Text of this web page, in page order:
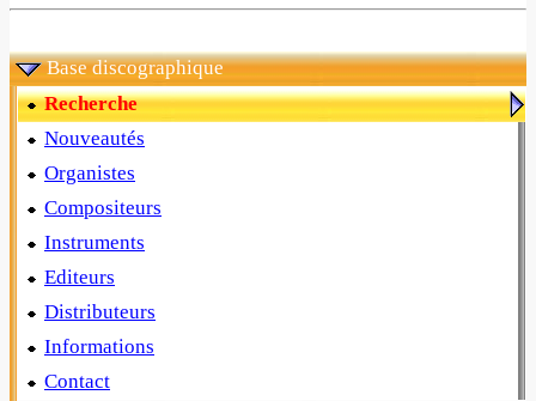
Base discographique
Recherche
Nouveautés
Organistes
Compositeurs
Instruments
Editeurs
Distributeurs
Informations
Contact